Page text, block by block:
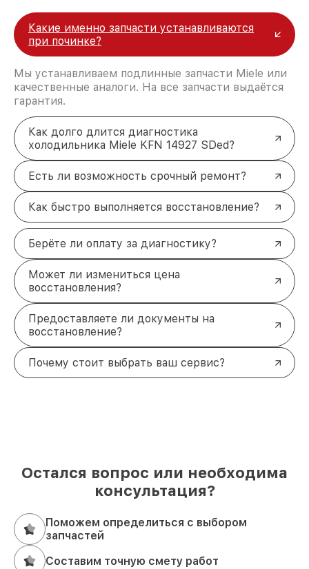
Какие именно запчасти устанавливаются
при починке?
Мы устанавливаем подлинные запчасти Miele или
качественные аналоги. На все запчасти выдаётся
гарантия.
Как долго длится диагностика
холодильника Miele KFN 14927 SDed?
Есть ли возможность срочный ремонт?
Как быстро выполняется восстановление?
Берёте ли оплату за диагностику?
Может ли измениться цена
восстановления?
Предоставляете ли документы на
восстановление?
Почему стоит выбрать ваш сервис?
Остался вопрос или необходима
консультация?
Поможем определиться с выбором
запчастей
Составим точную смету работ